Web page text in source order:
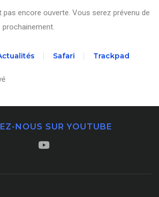
encore ouverte. Vous serez prévenu de
Safari Trackpad
NOUS SUR YOUTUBE